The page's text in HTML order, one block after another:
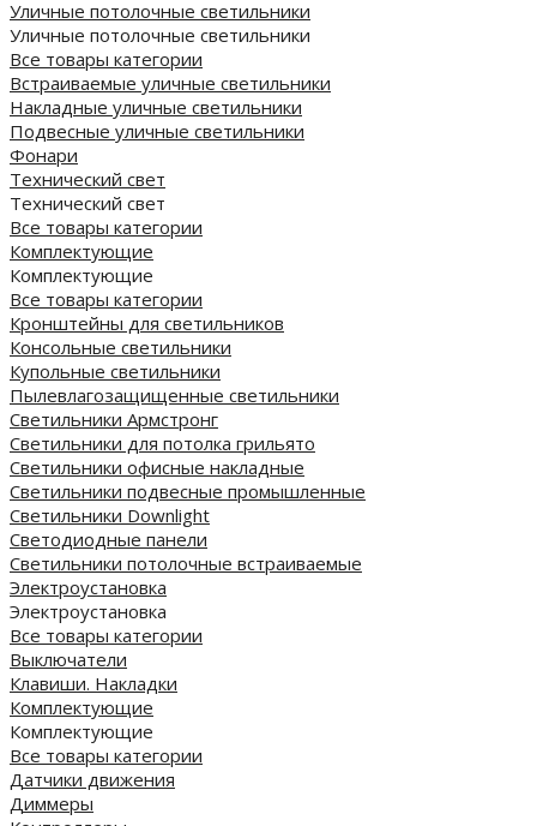
Уличные потолочные светильники
Уличные потолочные светильники
Все товары категории
Встраиваемые уличные светильники
Накладные уличные светильники
Подвесные уличные светильники
Фонари
Технический свет
Технический свет
Все товары категории
Комплектующие
Комплектующие
Все товары категории
Кронштейны для светильников
Консольные светильники
Купольные светильники
Пылевлагозащищенные светильники
Светильники Армстронг
Светильники для потолка грильято
Светильники офисные накладные
Светильники подвесные промышленные
Светильники Downlight
Светодиодные панели
Cветильники потолочные встраиваемые
Электроустановка
Электроустановка
Все товары категории
Выключатели
Клавиши. Накладки
Комплектующие
Комплектующие
Все товары категории
Датчики движения
Диммеры